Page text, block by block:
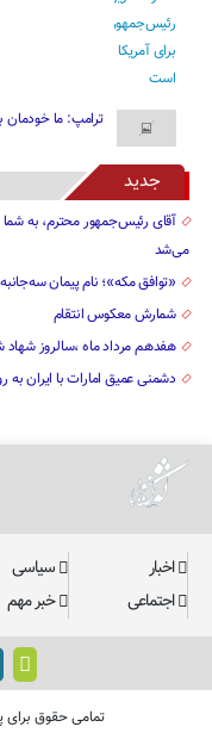
ترامپ: ما خودمان
جدید
آقای رئیس‌جمهور محترم، به شما
می‌شد
«توافق مکه»؛ نام پیمان
شمارش معکوس انتقام
هفدهم مرداد ماه ،سالروز شهاد
دشمنی عمیق امارات با ایران به
اخبار سیاسی
اجتماعی
خبر مهم
تمامی حقوق برای